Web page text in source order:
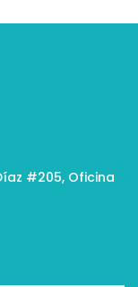
#205, Oficina